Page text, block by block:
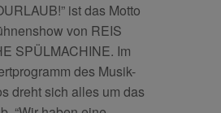
ist das Motto
von REIS
SPÜLMACHINE. Im
des Musik-
dreht sich alles um das